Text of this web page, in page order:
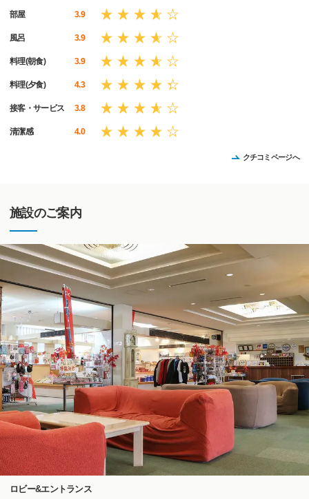
部屋 3.9
風呂 3.9
料理(朝食) 3.9
料理(夕食) 4.3
接客・サービス 3.8
清潔感 4.0
クチコミページへ
施設のご案内
ロビー&エントランス